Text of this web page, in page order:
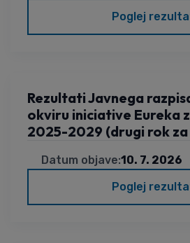
Poglej
Rezultati Javnega
okviru iniciative Eureka
2025-2029 (drugi rok
Datum objave:10. 7. 2026
Poglej